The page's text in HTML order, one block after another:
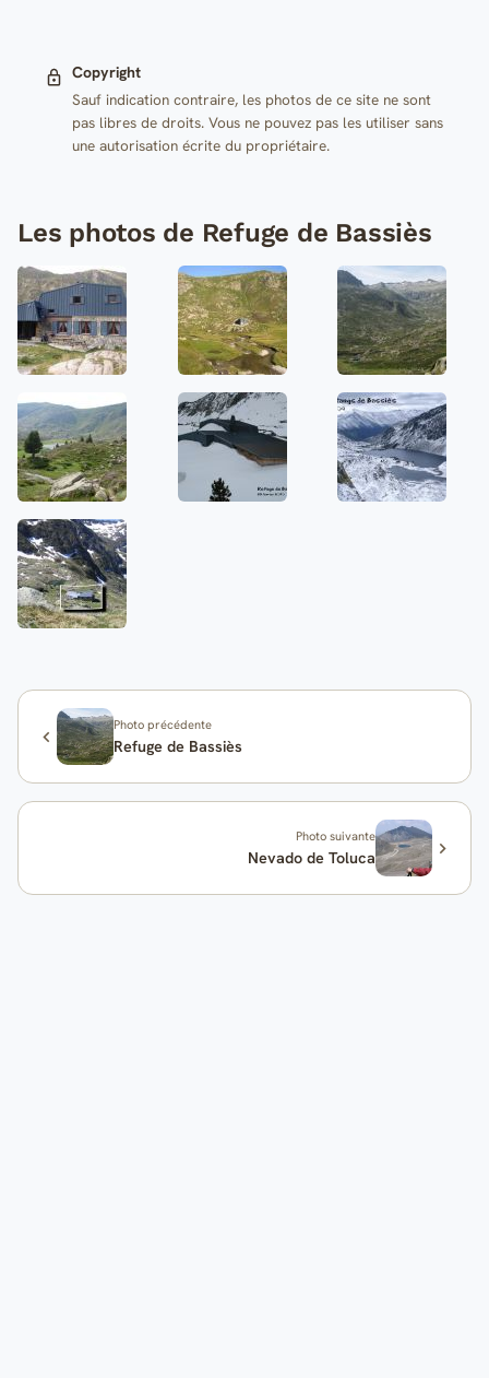
Copyright
Sauf indication contraire, les photos de ce site ne sont
pas libres de droits. Vous ne pouvez pas les utiliser sans
une autorisation écrite du propriétaire.
Les photos de Refuge de Bassiès
Photo précédente
Refuge de Bassiès
Photo suivante
Nevado de Toluca